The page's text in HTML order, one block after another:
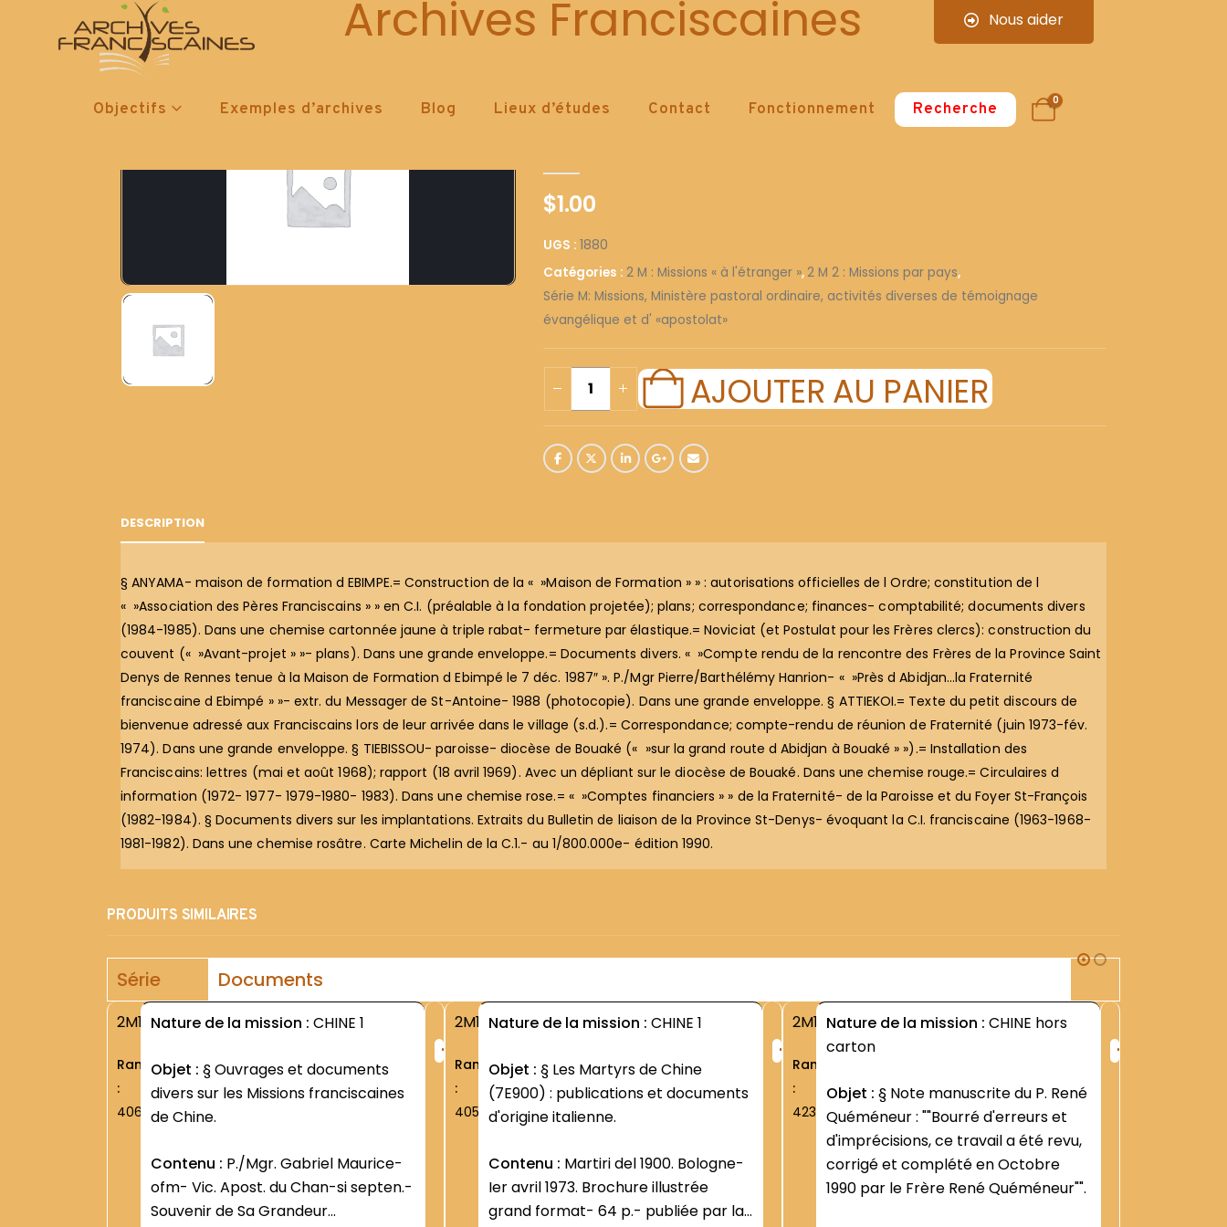
Archives Franciscaines Nous aider
Objectifs Exemples d’archives Blog Lieux d’études Contact Fonctionnement Recherche 0
1880
$1.00
UGS : 1880
Catégories : 2 M : Missions « à l'étranger »,2 M 2 : Missions par pays,
Série M: Missions, Ministère pastoral ordinaire, activités diverses de témoignage
évangélique et d' «apostolat»
AJOUTER AU PANIER
DESCRIPTION
§ ANYAMA- maison de formation d EBIMPE.= Construction de la « »Maison de Formation » » : autorisations officielles de l Ordre; constitution de l
« »Association des Pères Franciscains » » en C.I. (préalable à la fondation projetée); plans; correspondance; finances- comptabilité; documents divers
(1984-1985). Dans une chemise cartonnée jaune à triple rabat- fermeture par élastique.= Noviciat (et Postulat pour les Frères clercs): construction du
couvent (« »Avant-projet » »- plans). Dans une grande enveloppe.= Documents divers. « »Compte rendu de la rencontre des Frères de la Province Saint
Denys de Rennes tenue à la Maison de Formation d Ebimpé le 7 déc. 1987″ ». P./Mgr Pierre/Barthélémy Hanrion- « »Près d Abidjan…la Fraternité
franciscaine d Ebimpé » »- extr. du Messager de St-Antoine- 1988 (photocopie). Dans une grande enveloppe. § ATTIEKOI.= Texte du petit discours de
bienvenue adressé aux Franciscains lors de leur arrivée dans le village (s.d.).= Correspondance; compte-rendu de réunion de Fraternité (juin 1973-fév.
1974). Dans une grande enveloppe. § TIEBISSOU- paroisse- diocèse de Bouaké (« »sur la grand route d Abidjan à Bouaké » »).= Installation des
Franciscains: lettres (mai et août 1968); rapport (18 avril 1969). Avec un dépliant sur le diocèse de Bouaké. Dans une chemise rouge.= Circulaires d
information (1972- 1977- 1979-1980- 1983). Dans une chemise rose.= « »Comptes financiers » » de la Fraternité- de la Paroisse et du Foyer St-François
(1982-1984). § Documents divers sur les implantations. Extraits du Bulletin de liaison de la Province St-Denys- évoquant la C.I. franciscaine (1963-1968-
1981-1982). Dans une chemise rosâtre. Carte Michelin de la C.1.- au 1/800.000e- édition 1990.
PRODUITS SIMILAIRES
Série Documents
2M1
Rang
:
406
Nature de la mission : CHINE 1
Objet : § Ouvrages et documents
divers sur les Missions franciscaines
de Chine.
Contenu :
ofm- Vic. Apost. du Chan-si septen.-
Souvenir de Sa Grandeur
+
2M1
Rang
:
405
Nature de la mission : CHINE 1
Objet : § Les Martyrs de Chine
(7E900) : publications et documents
d'origine italienne.
Contenu :
Ier avril 1973. Brochure illustrée
grand format- 64 p.- publiée par la
+
2M1
Rang
:
423
Nature de la mission : CHINE hors
carton
Objet : § Note manuscrite du P. René
Quéméneur : ""Bourré d'erreurs et
d'imprécisions, ce travail a été revu,
corrigé et complété en Octobre
1990 par le Frère René Quéméneur"".
+